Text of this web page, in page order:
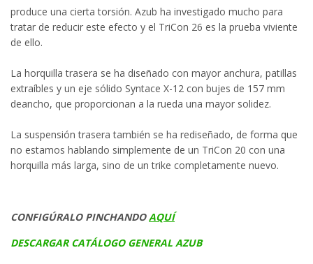
produce una cierta torsión. Azub ha investigado mucho para
tratar de reducir este efecto y el TriCon 26 es la prueba viviente
de ello.
La horquilla trasera se ha diseñado con mayor anchura, patillas
extraíbles y un eje sólido Syntace X-12 con bujes de 157 mm
deancho, que proporcionan a la rueda una mayor solidez.
La suspensión trasera también se ha rediseñado, de forma que
no estamos hablando simplemente de un TriCon 20 con una
horquilla más larga, sino de un trike completamente nuevo.
CONFIGÚRALO PINCHANDOAQUÍ
DESCARGAR CATÁLOGO GENERAL AZUB